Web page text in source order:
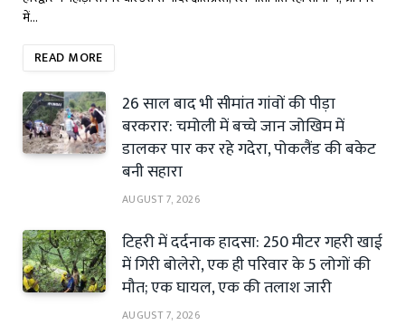
में…
READ MORE
26 साल बाद भी सीमांत गांवों की पीड़ा
बरकरार: चमोली में बच्चे जान जोखिम में
डालकर पार कर रहे गदेरा, पोकलैंड की बकेट
बनी सहारा
AUGUST 7, 2026
टिहरी में दर्दनाक हादसा: 250 मीटर गहरी खाई
में गिरी बोलेरो, एक ही परिवार के 5 लोगों की
मौत; एक घायल, एक की तलाश जारी
AUGUST 7, 2026